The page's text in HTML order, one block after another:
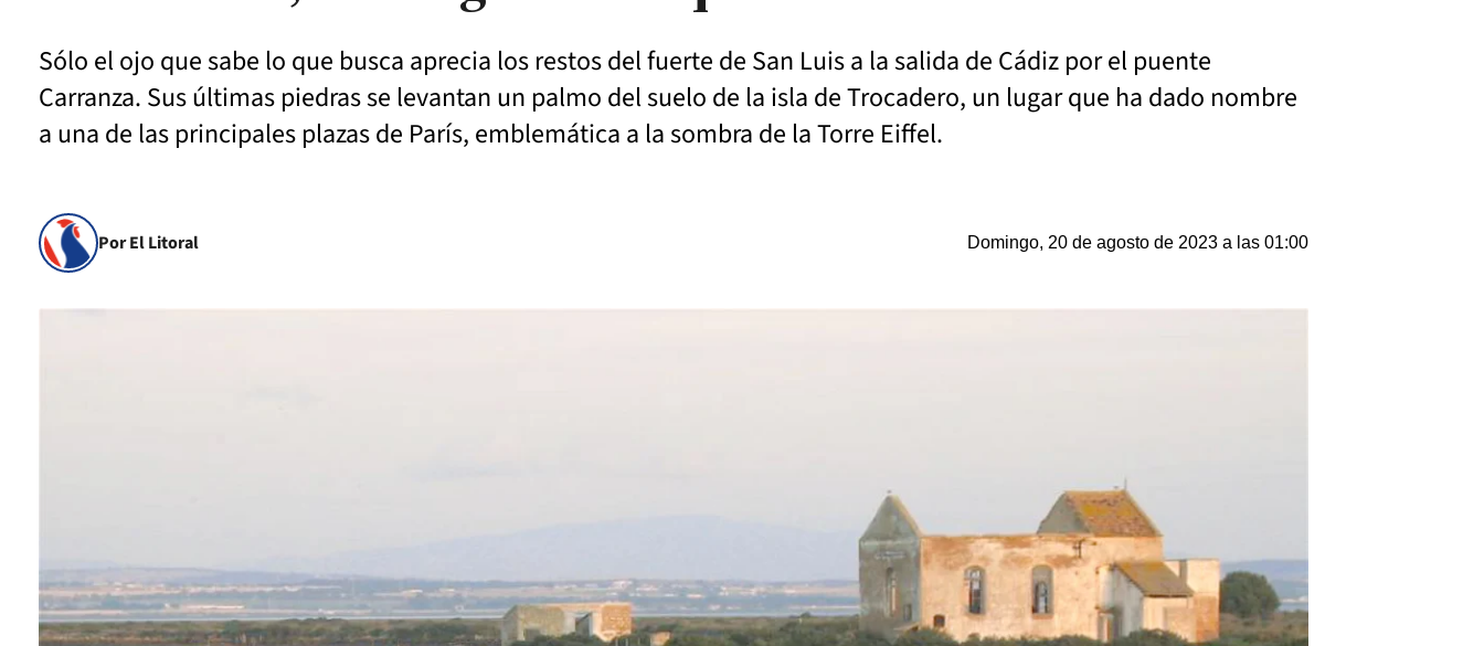
Sólo el ojo que sabe lo que busca aprecia los restos del fuerte de San Luis a la salida de Cádiz por el puente
Carranza. Sus últimas piedras se levantan un palmo del suelo de la isla de Trocadero, un lugar que ha dado nombre
a una de las principales plazas de París, emblemática a la sombra de la Torre Eiffel.
Por El Litoral Domingo, 20 de agosto de 2023 a las 01:00